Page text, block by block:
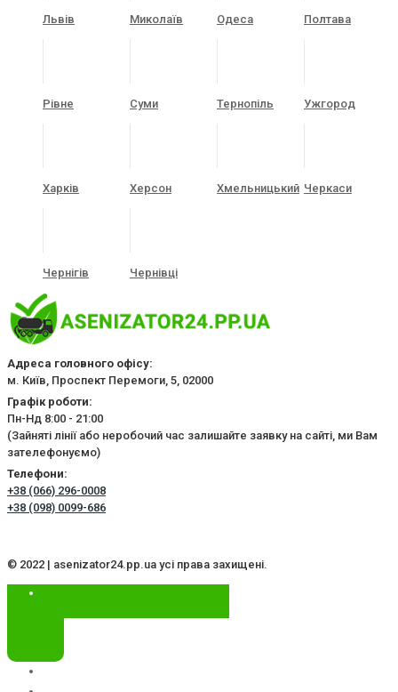
Львів Миколаїв Одеса Полтава
Рівне Суми Тернопіль Ужгород
Харків Херсон Хмельницький Черкаси
Чернігів Чернівці
Адреса головного офісу:
м. Київ, Проспект Перемоги, 5, 02000
Графік роботи:
Пн-Нд 8:00 - 21:00
(Зайняті лінії або неробочий час залишайте заявку на сайті, ми Вам
зателефонуємо)
Телефони:
+38 (066) 296-0008
+38 (098) 0099-686
© 2022 | asenizator24.pp.ua усі права захищені.